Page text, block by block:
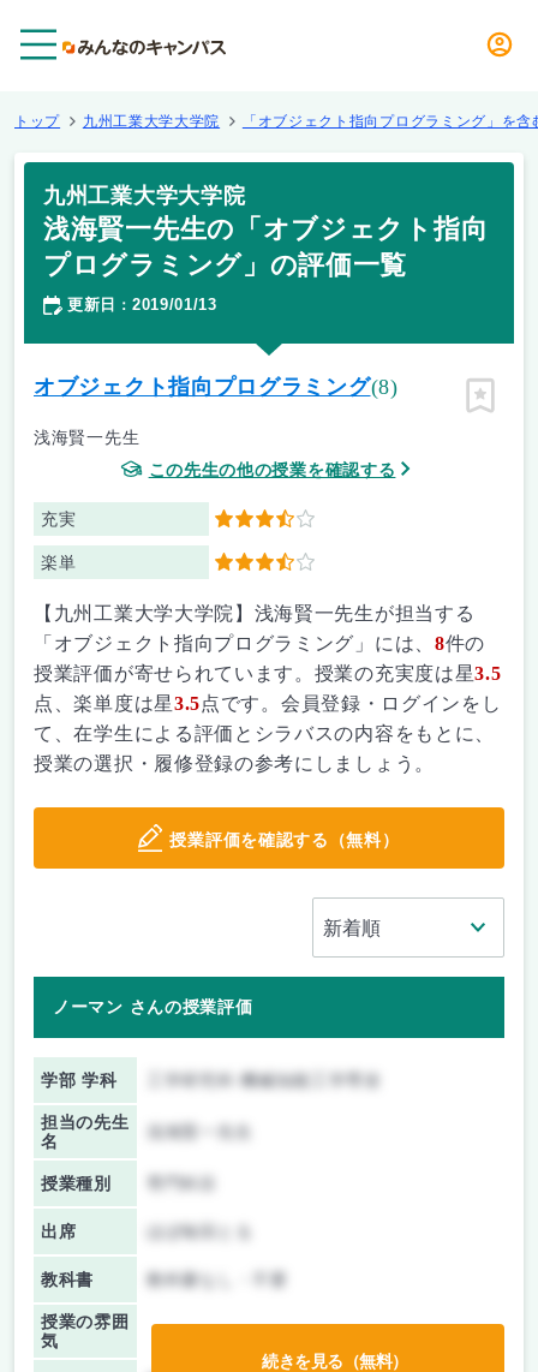
トップ 九州工業大学大学院 「オブジェクト指向プログラミング」を含
九州工業大学大学院
浅海賢一先生の「オブジェクト指向
プログラミング」の評価一覧
更新日 ： 2019/01/13
オブジェクト指向プログラミング(8)
浅海賢一先生
この先生の他の授業を確認する
充実 3.5
楽単 3.5
ピン留
【九州工業大学大学院】浅海賢一先生が担当する
「オブジェクト指向プログラミング」には、 8件の
授業評価が寄せられています。授業の充実度は星3.5
点、楽単度は星3.5点です。会員登録・ログインをし
て、在学生による評価とシラバスの内容をもとに、
授業の選択・履修登録の参考にしましょう。
授業評価を確認する（無料）
ノーマン さんの授業評価
学部 学科 工学研究科 機械知能工学専攻
担当の先生
名
授業種別
出席 ほぼ毎回とる
教科書 教科書なし・不要
授業の雰囲
気
続きを見る（無料）